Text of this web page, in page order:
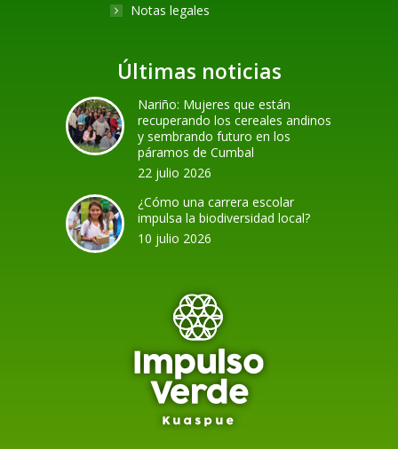
Notas legales
Últimas noticias
Nariño: Mujeres que están
recuperando los cereales andinos
y sembrando futuro en los
páramos de Cumbal
22 julio 2026
¿Cómo una carrera escolar
impulsa la biodiversidad local?
10 julio 2026